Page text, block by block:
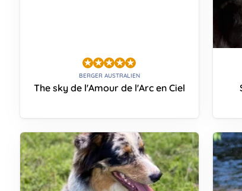
BERGER AUSTRALIEN
The sky de l'Amour de l'Arc en Ciel